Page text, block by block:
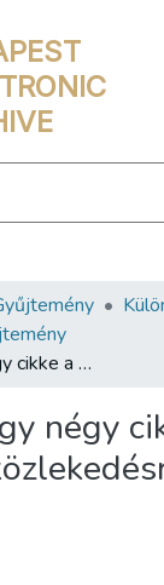
Bálint György négy cikke a budapesti közlekedésről
négy